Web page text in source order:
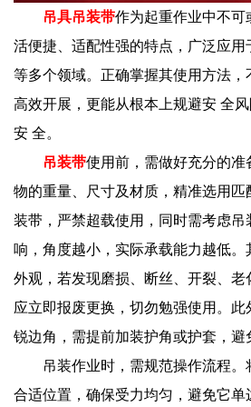
吊具吊装带作为起重作业中不可
活便捷、适配性强的特点，广泛应用
等多个领域。正确掌握其使用方法，
高效开展，更能从根本上规避安 全
安 全。
吊装带使用前，需做好充分的
物的重量、尺寸及材质，精准选用匹
装带，严禁超载使用，同时需考虑
响，角度越小，实际承载能力越低
外观，若发现磨损、断丝、开裂、老
应立即报废更换，切勿勉强使用。
锐边角，需提前加装护角或护套，避
吊装作业时，需规范操作流程。
合适位置，确保受力均匀，避免它单